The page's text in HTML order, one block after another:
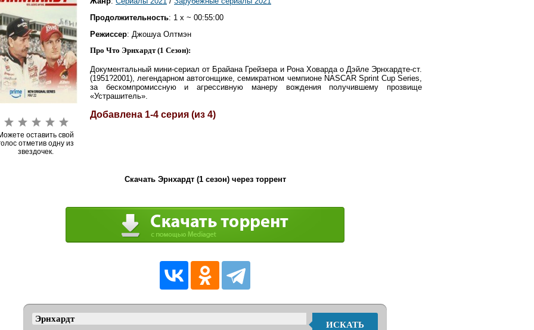
оставить свой
отметив одну из
звездочек.
Продолжительность: 1 x ~ 00:55:00
Режиссер: Джошуа Олтмэн
Про Что Эрнхардт (1 Сезон):
Документальный мини-сериал от Брайана Грейзера и Рона Ховарда о Дэйле Эрнхардте-ст.
(1951?2001), легендарном автогонщике, семикратном чемпионе NASCAR Sprint Cup Series,
за бескомпромиссную и агрессивную манеру вождения получившему прозвище
«Устрашитель».
Добавлена 1-4 серия (из 4)
Скачать Эрнхардт (1 сезон) через торрент
ИСКАТЬ